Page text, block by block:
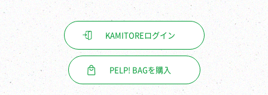
KAMITORE ログイン
PELP! BAGを購入